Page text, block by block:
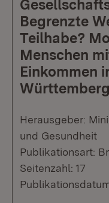
Begrenzte
Teilhabe?
Menschen
Einkommen
Württemberg
Herausgeber:
und Gesundheit
Publikationsart:
Seitenzahl: 17